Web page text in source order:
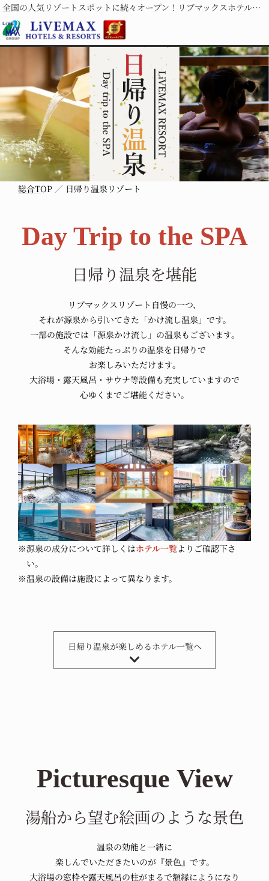
全国の人気リゾートスポットに続々オープン！リブマックスホテルズ＆リゾーツ
総合TOP 日帰り温泉リゾート
Day Trip to the SPA
日帰り温泉を堪能
リブマックスリゾート 自慢の一つ、
それが源泉から引いてきた 「かけ流し温泉」です。
一部の施設では 「源泉かけ流し」の温泉もございます。
そんな効能たっぷりの温泉を日帰りで
お楽しみいただけます。
大浴場・ 露天風呂・ サウナ等設備も充実していますので
心ゆくまでご堪能ください。
※源泉の成分について詳しくはホテル一覧よりご確認下さ
い。
※温泉の設備は施設によって異なります。
日帰り温泉が楽しめるホテル一覧へ
Picturesque View
湯船から望む絵画のような景色
温泉の効能と一緒に
楽しんでいただきたいのが『景色』です。
大浴場の窓枠や露天風呂の柱がまるで額縁にようになり